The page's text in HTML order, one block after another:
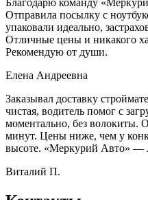
Благодарю команду
Отправила посылку с
упаковали идеально,
Отличные цены и никакого
Рекомендую от души.
Елена Андреевна
Заказывал доставку
чистая, водитель помог с
моментально, без волокиты.
минут. Цены ниже, чем у
высоте. «Меркурий Авто» —
Виталий П.